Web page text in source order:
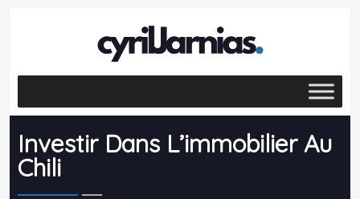
Investir Dans L’immobilier Au
Chili